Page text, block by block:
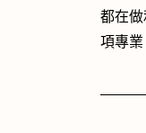
都在
項專業